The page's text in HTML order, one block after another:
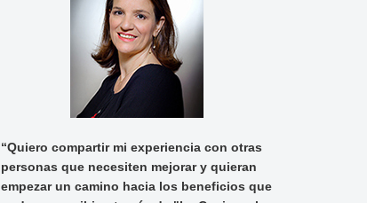
“Quiero compartir mi experiencia con otras
personas que necesiten mejorar y quieran
empezar un camino hacia los beneficios que